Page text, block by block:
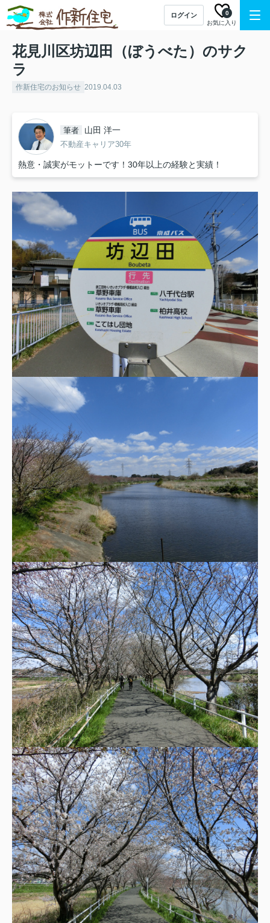
ログイン
お気に入り
0
花見川区坊辺田（ぼうべた）のサク
ラ
作新住宅のお知らせ 2019.04.03
筆者 山田 洋一
不動産キャリア30年
熱意・誠実がモットーです！30年以上の経験と実績！